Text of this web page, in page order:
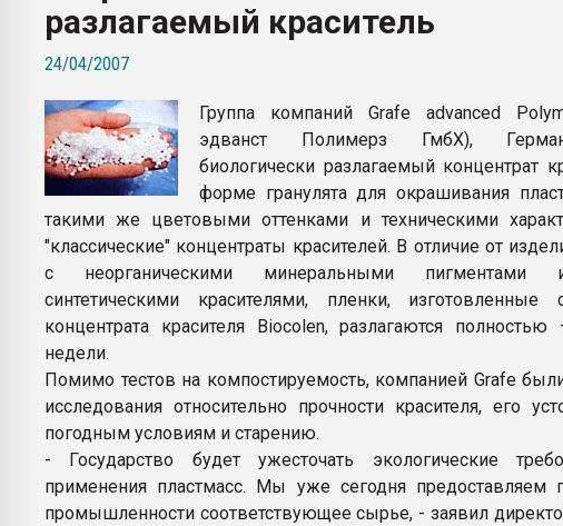
Armaloy PC/ABS-1IM черный цвет
разлагаемый краситель
24/04/2007
Группа компаний Grafe advanced
эдванст Полимерз ГмбХ),
биологически разлагаемый концентрат
форме гранулята для окрашивания
такими же цветовыми оттенками и техническими
"классические" концентраты красителей. В отличие от
с неорганическими минеральными пигментами
синтетическими красителями, пленки, изготовленные
концентрата красителя Biocolen, разлагаются
недели.
Помимо тестов на компостируемость, компанией Grafe
исследования относительно прочности красителя, его
погодным условиям и старению.
- Государство будет ужесточать экологические
применения пластмасс. Мы уже сегодня предоставляем
промышленности соответствующее сырье, - заявил